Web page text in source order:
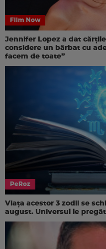
Film Now
Jennifer Lopez a dat
considere un bărbat cu
facem de toate”
PeRoz
Viața acestor 3 zodii se
august. Universul le